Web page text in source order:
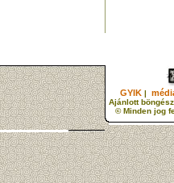
GYIK |
Ajánlott
© Minden jog